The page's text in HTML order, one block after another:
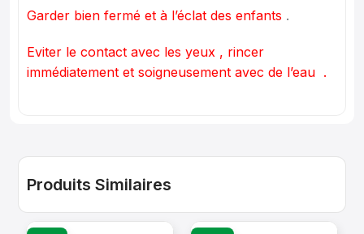
Garder bien fermé et à l’éclat des enfants .
Eviter le contact avec les yeux , rincer
immédiatement et soigneusement avec de l’eau .
Produits Similaires